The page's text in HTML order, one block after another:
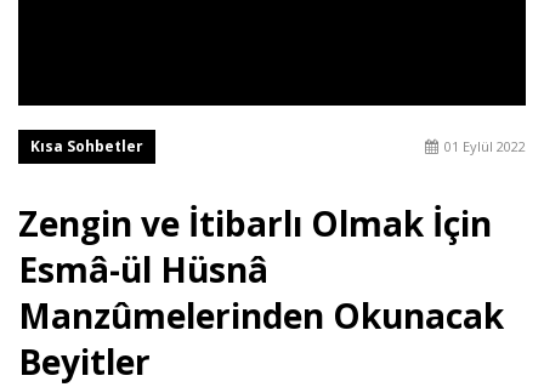
Kısa Sohbetler 01 Eylül 2022
Zengin ve İtibarlı Olmak İçin
Esmâ-ül Hüsnâ
Manzûmelerinden Okunacak
Beyitler